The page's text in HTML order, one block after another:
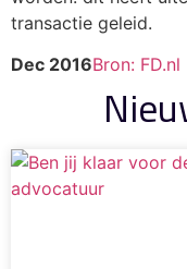
transactie geleid.
Dec 2016Bron: FD.nl